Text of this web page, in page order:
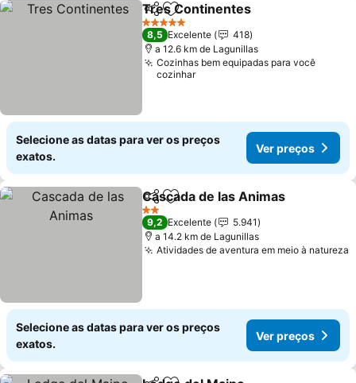
PartilharAdicionar aos favoritos
Tres Continentes
5 Estrelas
8,5 Excelente
418
a 12.6 km de Lagunillas
Cozinhas bem equipadas para você
cozinhar
Selecione as datas para ver os preços
exatos.
Ver preços
PartilharAdicionar aos favoritos
Cascada de las Animas
2 Estrelas
9,2 Excelente
5.941
a 14.2 km de Lagunillas
Atividades de aventura em meio à natureza
Selecione as datas para ver os preços
exatos.
Ver preços